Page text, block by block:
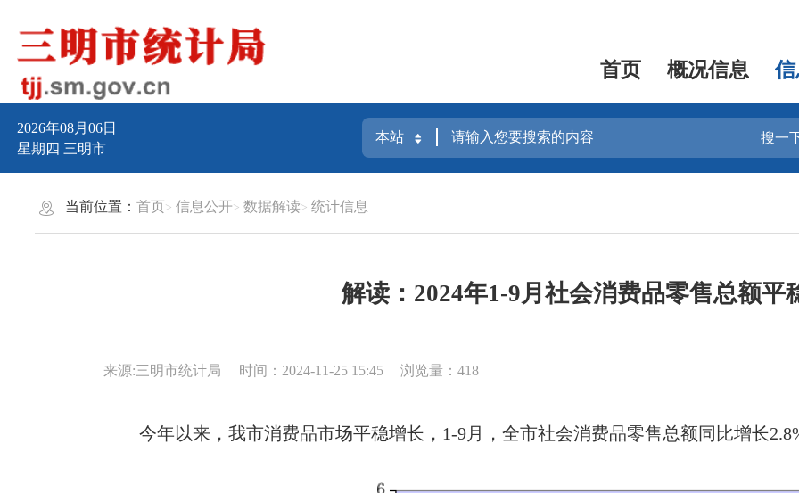
首页 概况信息
2026年08月06日
星期四 三明市
搜一
当前位置：首页 信息公开 数据解读 统计信息
解读：2024年1-9月社会消费品零售总额平
来源:三明市统计局 时间：2024-11-25 15:45 浏览量：418
今年以来，我市消费品市场平稳增长，1-9月，全市社会消费品零售总额同比增长